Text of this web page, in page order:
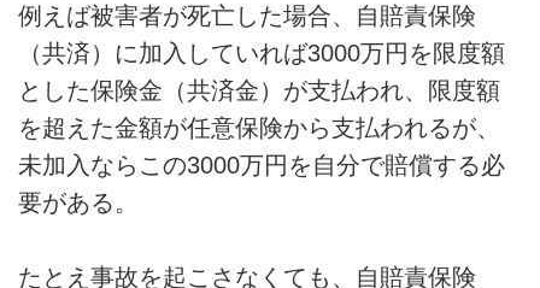
例えば被害者が死亡した場合、自賠責保険
（共済）に加入していれば3000万円を限度額
とした保険金（共済金）が支払われ、限度額
を超えた金額が任意保険から支払われるが、
未加入ならこの3000万円を自分で賠償する必
要がある。
たとえ事故を起こさなくても、自賠責保険